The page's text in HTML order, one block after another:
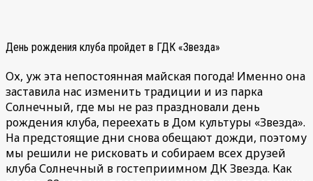
День рождения клуба пройдет в ГДК «Звезда»
Ох, уж эта непостоянная майская погода! Именно она
заставила нас изменить традиции и из парка
Солнечный, где мы не раз праздновали день
рождения клуба, переехать в Дом культуры «Звезда».
На предстоящие дни снова обещают дожди, поэтому
мы решили не рисковать и собираем всех друзей
клуба Солнечный в гостеприимном ДК Звезда. Как